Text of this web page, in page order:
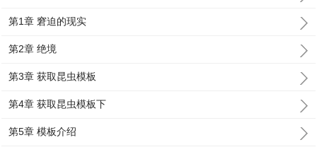
第1章 窘迫的现实
第2章 绝境
第3章 获取昆虫模板
第4章 获取昆虫模板下
第5章 模板介绍